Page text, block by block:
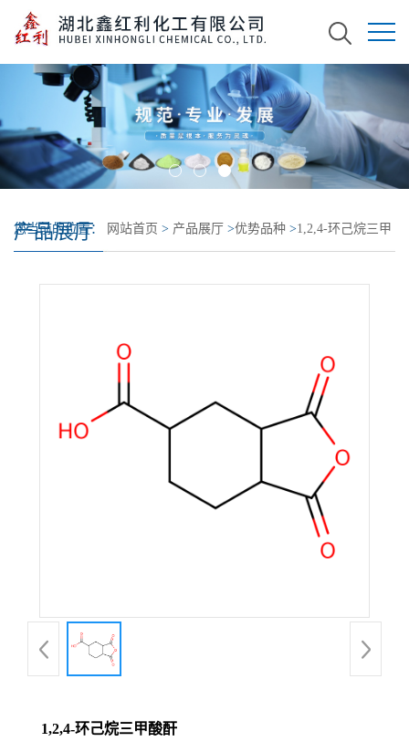
产品展厅
您当前的位置： 网站首页 > 产品展厅 >优势品种 >1,2,4-环己烷三甲
1,2,4-环己烷三甲酸酐